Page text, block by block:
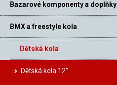
Bazarové komponenty a doplňky
BMX a freestyle kola
Dětská kola
Dětská kola 12″